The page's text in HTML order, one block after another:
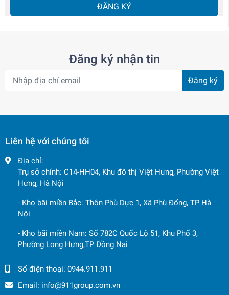
ĐĂNG KÝ
Đăng ký nhận tin
Đăng ký
Liên hệ với chúng tôi
Địa chỉ:
Trụ sở chính: C14-HH04, Khu đô thị Việt Hưng, Phường Việt
Hưng, Hà Nội
- Kho bãi miền Bắc: Thôn Phù Dực 1, Xã Phù Đổng, TP Hà
Nội
- Kho bãi miền Nam: Số 782C Quốc Lộ 51, Khu Phố 3,
Phường Long Hưng,TP Đồng Nai
Số điện thoại: 0944.911.911
Email: info@911group.com.vn